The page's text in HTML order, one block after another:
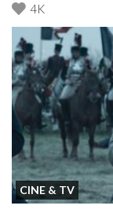
4K
CINE & TV